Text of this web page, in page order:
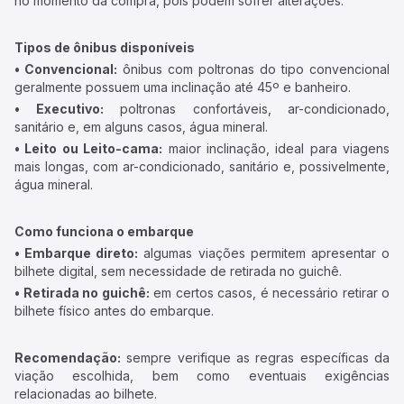
Tipos de ônibus disponíveis
• Convencional: ônibus com poltronas do tipo convencional
geralmente possuem uma inclinação até 45º e banheiro.
• Executivo: poltronas confortáveis, ar-condicionado,
sanitário e, em alguns casos, água mineral.
• Leito ou Leito-cama: maior inclinação, ideal para viagens
mais longas, com ar-condicionado, sanitário e, possivelmente,
água mineral.
Como funciona o embarque
• Embarque direto: algumas viações permitem apresentar o
bilhete digital, sem necessidade de retirada no guichê.
• Retirada no guichê: em certos casos, é necessário retirar o
bilhete físico antes do embarque.
Recomendação: sempre verifique as regras específicas da
viação escolhida, bem como eventuais exigências
relacionadas ao bilhete.